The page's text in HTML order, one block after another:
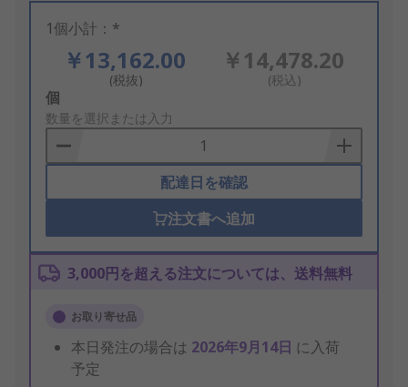
1個小計：*
￥13,162.00
(税抜)
￥14,478.20
(税込)
Add
to
Basket
個
数量を選択または入力
配達日を確認
注文書へ追加
3,000円を超える注文については、送料無料
お取り寄せ品
本日発注の場合は 2026年9月14日 に入荷
予定